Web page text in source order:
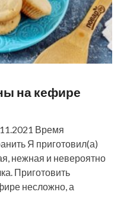
на кефире
Время
Я приготовил(а)
нежная и невероятно
Приготовить
несложно, а